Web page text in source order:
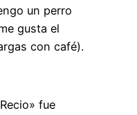
un perro
gusta el
con café).
fue